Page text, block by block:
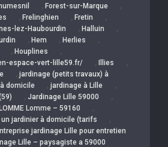
, Forest-sur-Marque ,
, Frelinghien , Fretin ,
lez-Haubourdin , Halluin ,
, Hem , Herlies ,
, Houplines ,
espace-vert-lille59.fr/ , Illies ,
, jardinage (petits travaux) à
domicile , jardinage à Lille ,
, Jardinage Lille 59000 ,
Lomme – 59160 ,
jardinier à domicile (tarifs ,
jardinage Lille pour entretien
Lille – paysagiste a 59000